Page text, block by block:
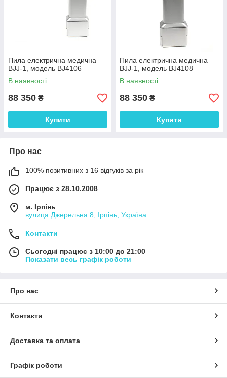
Пила електрична медична
ВJJ-1, модель BJ4106
В наявності
88 350 ₴
Купити
Пила електрична медична
ВJJ-1, модель BJ4108
В наявності
88 350 ₴
Купити
Про нас
100% позитивних з 16 відгуків за рік
Працює з 28.10.2008
м. Ірпінь
вулица Джерельна 8, Ірпінь, Україна
Контакти
Сьогодні працює з 10:00 до 21:00
Показати весь графік роботи
Про нас
Контакти
Доставка та оплата
Графік роботи